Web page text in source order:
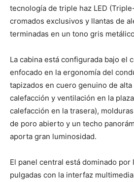
tecnología de triple haz LED
cromados exclusivos y llantas de
terminadas en un tono gris
La cabina está configurada bajo el
enfocado en la ergonomía del
tapizados en cuero genuino de alta
calefacción y ventilación en la
calefacción en la trasera),
de poro abierto y un techo
aporta gran luminosidad.
El panel central está dominado por
pulgadas con la interfaz